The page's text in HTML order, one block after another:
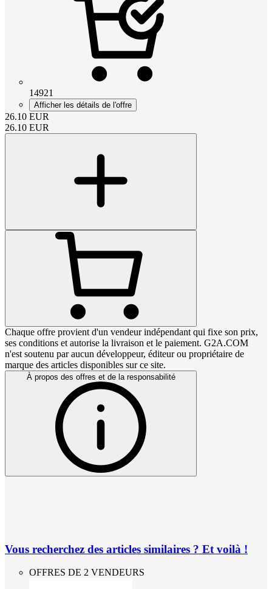
14921
Afficher les détails de l'offre
26.10 EUR
26.10 EUR
Chaque offre provient d'un vendeur indépendant qui fixe son prix,
ses conditions et autorise la livraison et le paiement. G2A.COM
n'est soutenu par aucun développeur, éditeur ou propriétaire de
marque des articles disponibles sur ce site.
À propos des offres et de la responsabilité
Vous recherchez des articles similaires ? Et voilà !
OFFRES DE 2 VENDEURS